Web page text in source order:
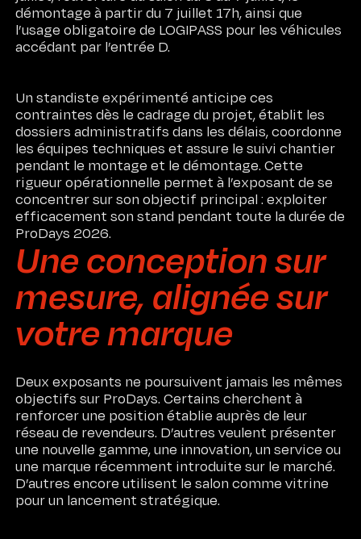
démontage à partir du 7 juillet 17h, ainsi que
l’usage obligatoire de LOGIPASS pour les véhicules
accédant par l’entrée D.
Un standiste expérimenté anticipe ces
contraintes dès le cadrage du projet, établit les
dossiers administratifs dans les délais, coordonne
les équipes techniques et assure le suivi chantier
pendant le montage et le démontage. Cette
rigueur opérationnelle permet à l’exposant de se
concentrer sur son objectif principal : exploiter
efficacement son stand pendant toute la durée de
ProDays 2026.
Une conception sur
mesure, alignée sur
votre marque
Deux exposants ne poursuivent jamais les mêmes
objectifs sur ProDays. Certains cherchent à
renforcer une position établie auprès de leur
réseau de revendeurs. D’autres veulent présenter
une nouvelle gamme, une innovation, un service ou
une marque récemment introduite sur le marché.
D’autres encore utilisent le salon comme vitrine
pour un lancement stratégique.